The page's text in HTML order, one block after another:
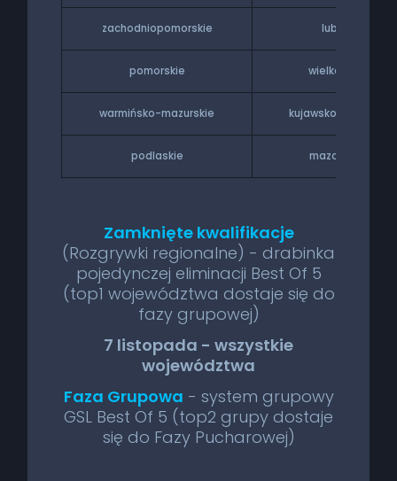
zachodniopomorskie lubuskie
pomorskie wielkopolskie
warmińsko-mazurskie kujawsko-
podlaskie mazowieckie
Zamknięte kwalifikacje
(Rozgrywki regionalne) - drabinka
pojedynczej eliminacji Best Of 5
(top1 województwa dostaje się do
fazy grupowej)
7 listopada - wszystkie
województwa
Faza Grupowa - system grupowy
GSL Best Of 5 (top2 grupy dostaje
się do Fazy Pucharowej)